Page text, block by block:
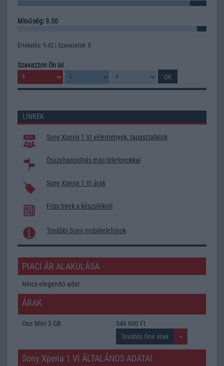
Minőség: 9.50
Értékelés: 9.42 | Szavazatok: 8
Szavazzon Ön is!
LINKEK
Sony Xperia 1 VI vélemények, tapasztalatok
Összehasonlítás más telefonokkal
Sony Xperia 1 VI árak
Friss hírek a készülékről
További Sony mobiltelefonok
PIACI ÁR ALAKULÁSA
Nincs elegendő adat
ÁRAK
One Mini 3 GB 546 000 Ft
Sony Xperia 1 VI ÁLTALÁNOS ADATAI